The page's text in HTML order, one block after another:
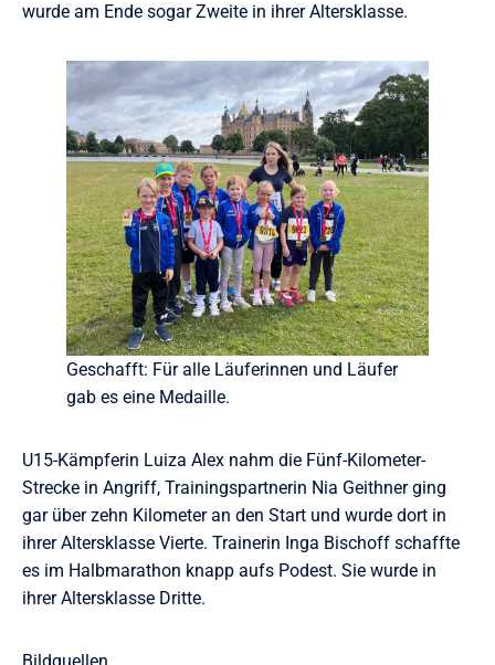
wurde am Ende sogar Zweite in ihrer Altersklasse.
Geschafft: Für alle Läuferinnen und Läufer
gab es eine Medaille.
U15-Kämpferin Luiza Alex nahm die Fünf-Kilometer-
Strecke in Angriff, Trainingspartnerin Nia Geithner ging
gar über zehn Kilometer an den Start und wurde dort in
ihrer Altersklasse Vierte. Trainerin Inga Bischoff schaffte
es im Halbmarathon knapp aufs Podest. Sie wurde in
ihrer Altersklasse Dritte.
Bildquellen